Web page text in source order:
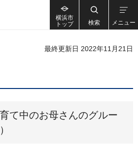
横浜市
トップ
検索 メニュー
最終更新日 2022年11月21日
て中のお母さんのグルー